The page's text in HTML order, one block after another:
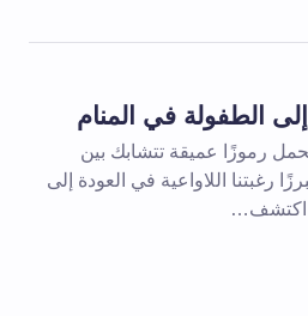
الطفولة في المنام
رموزًا عميقة تتشابك بين
رغبتنا اللاواعية في العودة إلى
اكتشف…